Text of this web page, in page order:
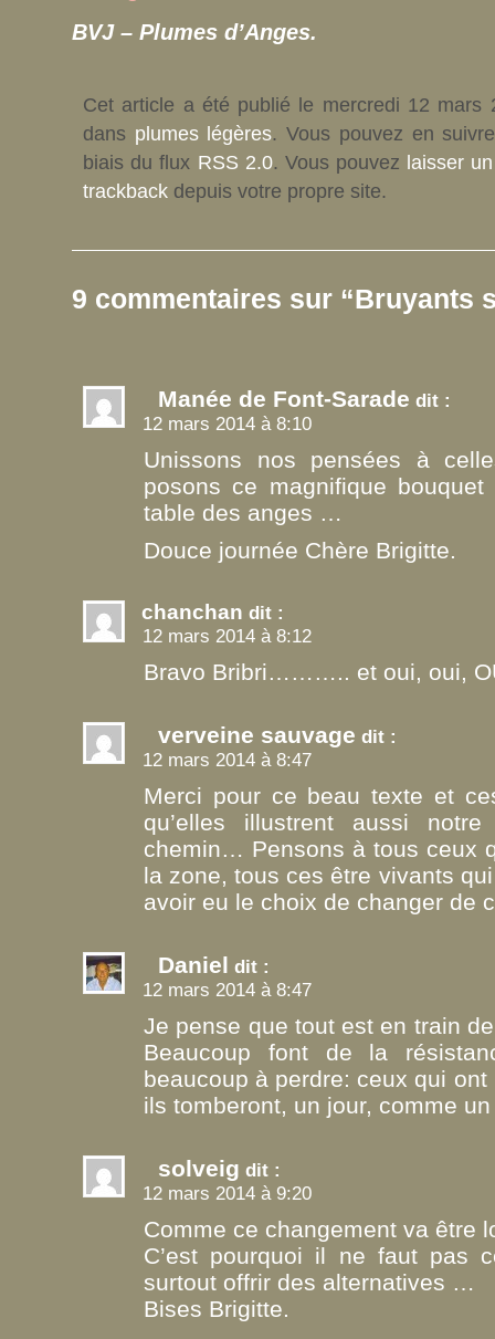
BVJ – Plumes d’Anges.
Cet article a été publié le mercredi 12 mars
dans plumes légères. Vous pouvez en
biais du flux RSS 2.0. Vous pouvez laisser
trackback depuis votre propre site.
9 commentaires sur “Bruyants
Manée de Font-Sarade dit :
12 mars 2014 à 8:10
Unissons nos pensées à
posons ce magnifique
table des anges …
Douce journée Chère Brigitte.
chanchan dit :
12 mars 2014 à 8:12
Bravo Bribri……….. et oui, oui,
verveine sauvage dit :
12 mars 2014 à 8:47
Merci pour ce beau texte et
qu’elles illustrent aussi
chemin… Pensons à tous ceux
la zone, tous ces être vivants
avoir eu le choix de changer de
Daniel dit :
12 mars 2014 à 8:47
Je pense que tout est en train
Beaucoup font de la
beaucoup à perdre: ceux qui ont
ils tomberont, un jour, comme
solveig dit :
12 mars 2014 à 9:20
Comme ce changement va être
C’est pourquoi il ne faut pas
surtout offrir des alternatives …
Bises Brigitte.